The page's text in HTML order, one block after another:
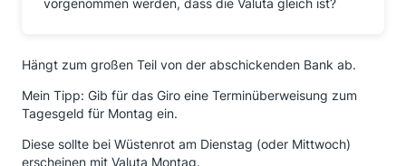
vorgenommen werden, dass die Valuta gleich ist?
Hängt zum großen Teil von der abschickenden Bank ab.
Mein Tipp: Gib für das Giro eine Terminüberweisung zum
Tagesgeld für Montag ein.
Diese sollte bei Wüstenrot am Dienstag (oder Mittwoch)
erscheinen mit Valuta Montag.